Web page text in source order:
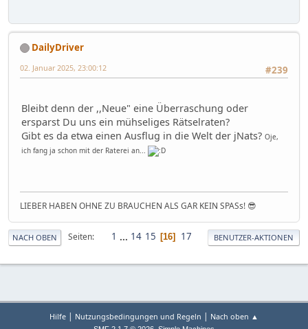
DailyDriver
#239
02. Januar 2025, 23:00:12
Bleibt denn der ,,Neue" eine Überraschung oder
ersparst Du uns ein mühseliges Rätselraten?
Gibt es da etwa einen Ausflug in die Welt der jNats? Oje,
ich fang ja schon mit der Raterei an...
LIEBER HABEN OHNE ZU BRAUCHEN ALS GAR KEIN SPASs! 😎
NACH OBEN Seiten 1 ... 14 15 16 17 BENUTZER-AKTIONEN
Hilfe | Nutzungsbedingungen und Regeln | Nach oben ▲